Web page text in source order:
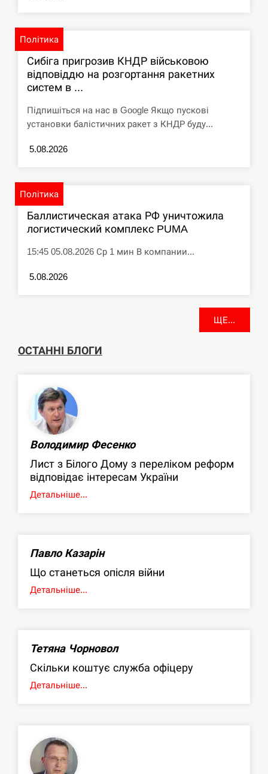
Політика
Сибіга пригрозив КНДР військовою
відповіддю на розгортання ракетних
систем в ...
Підпишіться на нас в Google Якщо пускові
установки балістичних ракет з КНДР буду...
5.08.2026
Політика
Баллистическая атака РФ уничтожила
логистический комплекс PUMA
15:45 05.08.2026 Ср 1 мин В компании...
5.08.2026
ЩЕ...
ОСТАННІ БЛОГИ
Володимир Фесенко
Лист з Білого Дому з переліком реформ
відповідає інтересам України
Детальніше...
Павло Казарін
Що станеться опісля війни
Детальніше...
Тетяна Чорновол
Скільки коштує служба офіцеру
Детальніше...